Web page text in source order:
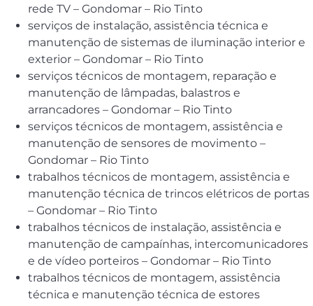
rede TV – Gondomar – Rio Tinto
serviços de instalação, assistência técnica e
manutenção de sistemas de iluminação interior e
exterior – Gondomar – Rio Tinto
serviços técnicos de montagem, reparação e
manutenção de lâmpadas, balastros e
arrancadores – Gondomar – Rio Tinto
serviços técnicos de montagem, assistência e
manutenção de sensores de movimento –
Gondomar – Rio Tinto
trabalhos técnicos de montagem, assistência e
manutenção técnica de trincos elétricos de portas
– Gondomar – Rio Tinto
trabalhos técnicos de instalação, assistência e
manutenção de campaínhas, intercomunicadores
e de vídeo porteiros – Gondomar – Rio Tinto
trabalhos técnicos de montagem, assistência
técnica e manutenção técnica de estores